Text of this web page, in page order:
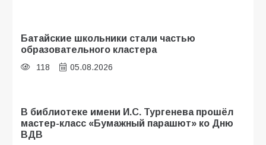
Батайские школьники стали частью
образовательного кластера
118 05.08.2026
В библиотеке имени И.С. Тургенева прошёл
мастер-класс «Бумажный парашют» ко Дню
ВДВ